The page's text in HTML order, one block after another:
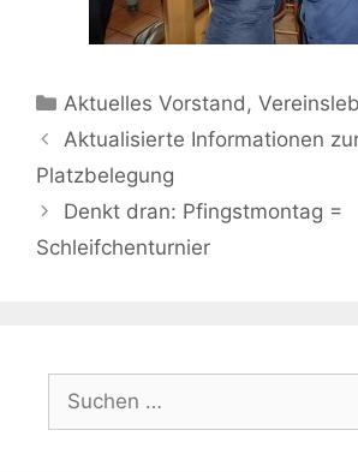
Kategorien
Aktuelles Vorstand ,
Aktualisierte Informationen
Platzbelegung
Denkt dran: Pfingstmontag =
Schleifchenturnier
nach: